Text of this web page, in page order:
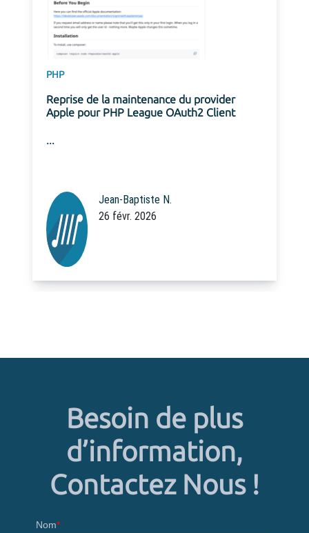
PHP
Reprise de la maintenance du provider
Apple pour PHP League OAuth2 Client
...
Jean-Baptiste N.
26 févr. 2026
Besoin de plus
d’information,
Contactez Nous !